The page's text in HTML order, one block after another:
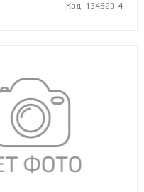
Код: 134520-4